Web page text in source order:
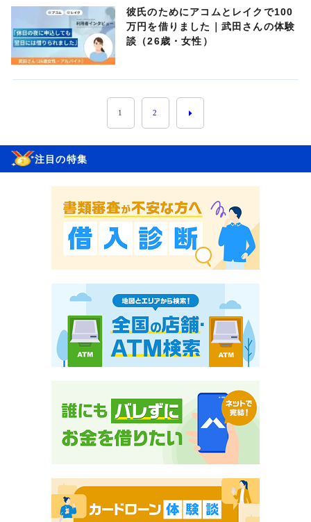
彼氏のためにアコムとレイクで100
万円を借りました｜武田さんの体験
談（26歳・女性）
1 2
注目の特集